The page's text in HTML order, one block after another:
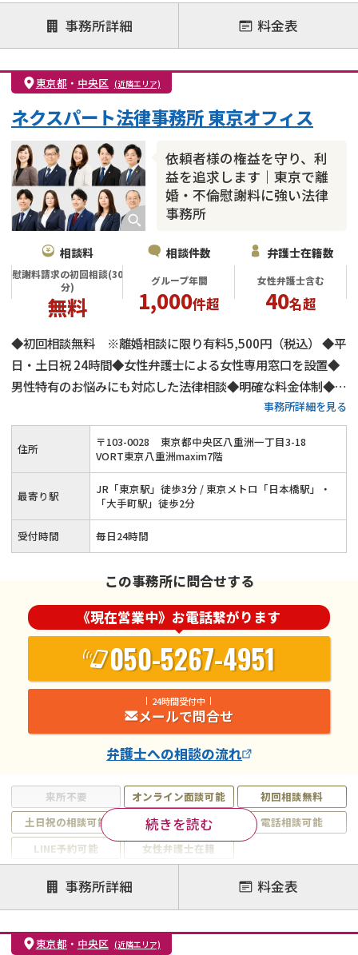
注力案件
離婚前相談
離婚調停
離婚裁判
親権・面会交流権
DV
モラハラ
不貞・不倫慰謝料請求
国際離婚
財産分与
内縁の夫婦 熟年離婚
事務所詳細 料金表
東京都 ・ 中央区 (近隣エリア)
依頼者様の権益を守り、利
益を追求します｜東京で離
婚・不倫慰謝料に強い法律
事務所
ネクスパート法律事務所 東京オフィス
相談料
慰謝料請求の初回相談(30
分)
無料
相談件数
グループ年間
1,000件超
弁護士在籍数
女性弁護士含む
40名超
◆初回相談無料 ※離婚相談に限り有料5,500円（税込） ◆平
日・土日祝 24時間◆女性弁護士による女性専用窓口を設置◆
男性特有のお悩みにも対応した法律相談◆明確な料金体制◆不
倫慰謝料請求の相談件数は年間1,000件以上◆離婚・男女問題
にまつわる全ての問題に対応します！東京で離婚・不倫慰謝料
のお悩みはネクスパート法律事務所へ
事務所詳細を見る
来所不要 オンライン面談可能
初回相談無料
土日祝の相談可能
19時以降電話可能
電話相談可能
LINE予約可能
女性弁護士在籍
注力案件
離婚前相談
離婚調停
離婚裁判
親権・面会交流権
DV
モラハラ
続きを読む
住所 〒103-0028
東京都中央区八重洲一丁目3-18
VORT東京八重洲maxim7階
最寄り駅
JR「東京駅」徒歩3分 / 東京メトロ「日本橋駅」・
「大手町駅」徒歩2分
受付時間 毎日24時間
この事務所に問合せする
《現在営業中》お電話繋がります
050-5267-4951
24時間受付中
メールで問合せ
弁護士への相談の流れ
事務所詳細 料金表
東京都 ・ 中央区 (近隣エリア)